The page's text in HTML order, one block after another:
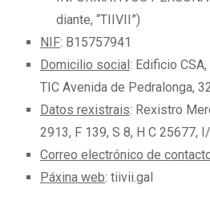
diante, “TIIVII”)
NIF: B15757941
Domicilio social: Edificio
TIC Avenida de Pedralonga,
Datos rexistrais: Rexistro
2913, F 139, S 8, H C 25677,
Correo electrónico de
Páxina web: tiivii.gal